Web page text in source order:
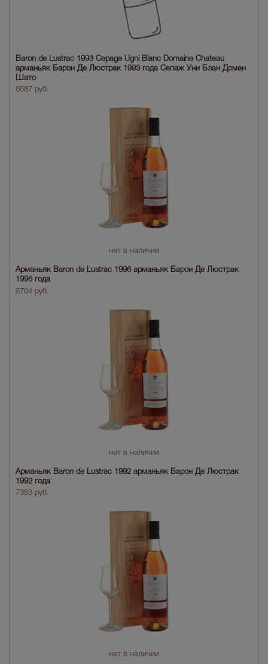
Baron de Lustrac 1993 Cepage Ugni Blanc Domaine Chateau
арманьяк Барон Де Люстрак 1993 года Сепаж Уни Блан Домен
Шато
6687 руб.
нет в наличии
Арманьяк Baron de Lustrac 1996 арманьяк Барон Де Люстрак
1996 года
6704 руб.
нет в наличии
Арманьяк Baron de Lustrac 1992 арманьяк Барон Де Люстрак
1992 года
7353 руб.
нет в наличии